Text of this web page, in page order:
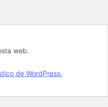
web.
de WordPress.